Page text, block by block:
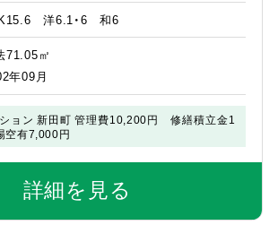
洋6.1・6 和6
71.05㎡
年09月
ョン 新田町 管理費10,200円 修繕積立金1
有7,000円
詳細を見る